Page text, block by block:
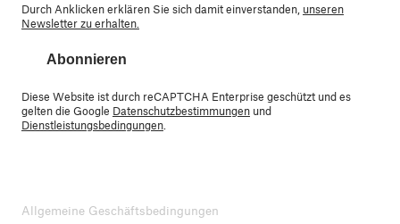
Durch Anklicken erklären Sie sich damit einverstanden, unseren
Newsletter zu erhalten.
Abonnieren
Diese Website ist durch reCAPTCHA Enterprise geschützt und es
gelten die Google Datenschutzbestimmungen und
Dienstleistungsbedingungen
Allgemeine Geschäftsbedingungen